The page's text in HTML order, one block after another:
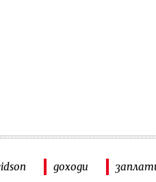
доходи